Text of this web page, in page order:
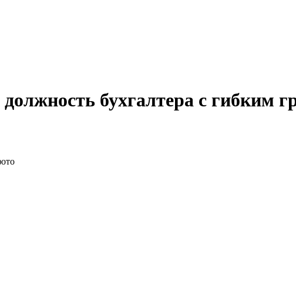
должность бухгалтера с гибким